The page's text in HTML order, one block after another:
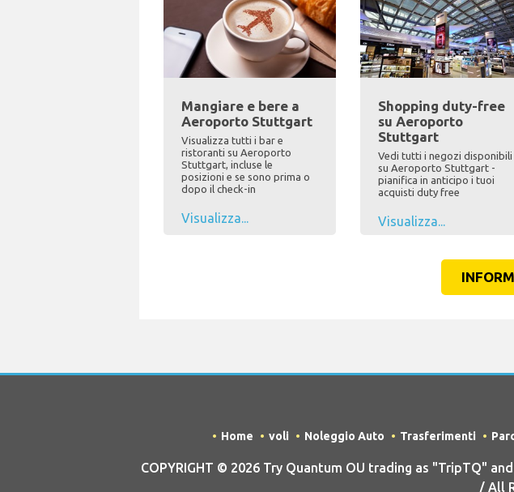
Mangiare e bere a
Aeroporto Stuttgart
Visualizza tutti i bar e
ristoranti su Aeroporto
Stuttgart, incluse le
posizioni e se sono prima o
dopo il check-in
Visualizza...
Shopping duty-free
su Aeroporto
Stuttgart
Vedi tutti i negozi disponibili
su Aeroporto Stuttgart -
pianifica in anticipo i tuoi
acquisti duty free
Visualizza...
Home voli Noleggio Auto Trasferimenti
COPYRIGHT © 2026 Try Quantum OU trading as "TripTQ"
/ All